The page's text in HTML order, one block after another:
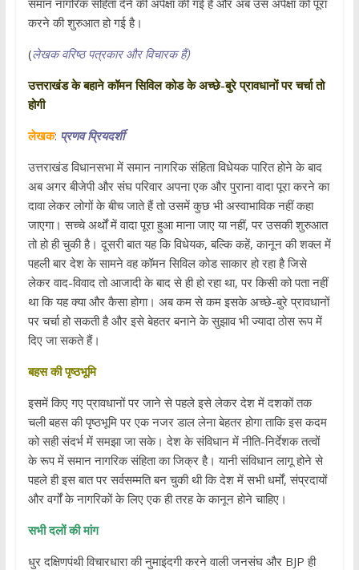
समान नागरिक संहिता देने की अपेक्षा की गई है और अब उस अपेक्षा को पूरा
करने की शुरुआत हो गई है।
(लेखक वरिष्ठ पत्रकार और विचारक हैं)
उत्तराखंड के बहाने कॉमन सिविल कोड के अच्छे-बुरे प्रावधानों पर चर्चा तो
होगी
लेखक: प्रणव प्रियदर्शी
उत्तराखंड विधानसभा में समान नागरिक संहिता विधेयक पारित होने के बाद
अब अगर बीजेपी और संघ परिवार अपना एक और पुराना वादा पूरा करने का
दावा लेकर लोगों के बीच जाते हैं तो उसमें कुछ भी अस्वाभाविक नहीं कहा
जाएगा। सच्चे अर्थों में वादा पूरा हुआ माना जाए या नहीं, पर उसकी शुरुआत
तो हो ही चुकी है। दूसरी बात यह कि विधेयक, बल्कि कहें, कानून की शक्ल में
पहली बार देश के सामने वह कॉमन सिविल कोड साकार हो रहा है जिसे
लेकर वाद-विवाद तो आजादी के बाद से ही हो रहा था, पर किसी को पता नहीं
था कि यह क्या और कैसा होगा। अब कम से कम इसके अच्छे-बुरे प्रावधानों
पर चर्चा हो सकती है और इसे बेहतर बनाने के सुझाव भी ज्यादा ठोस रूप में
दिए जा सकते हैं।
बहस की पृष्ठभूमि
इसमें किए गए प्रावधानों पर जाने से पहले इसे लेकर देश में दशकों तक
चली बहस की पृष्ठभूमि पर एक नजर डाल लेना बेहतर होगा ताकि इस कदम
को सही संदर्भ में समझा जा सके। देश के संविधान में नीति-निर्देशक तत्वों
के रूप में समान नागरिक संहिता का जिक्र है। यानी संविधान लागू होने से
पहले ही इस बात पर सर्वसम्मति बन चुकी थी कि देश में सभी धर्मों, संप्रदायों
और वर्गों के नागरिकों के लिए एक ही तरह के कानून होने चाहिए।
सभी दलों की मांग
धुर दक्षिणपंथी विचारधारा की नुमाइंदगी करने वाली जनसंघ और BJP ही